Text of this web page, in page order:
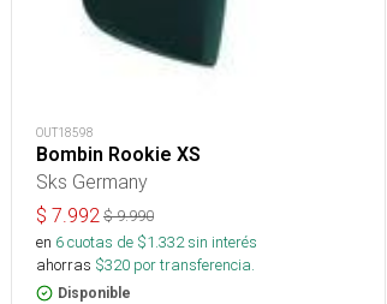
OUT18598
Bombin Rookie XS
Sks Germany
$ 7.992 $9.990
en 6cuotas de $1.332sin interés
ahorras $320 por transferencia.
Disponible